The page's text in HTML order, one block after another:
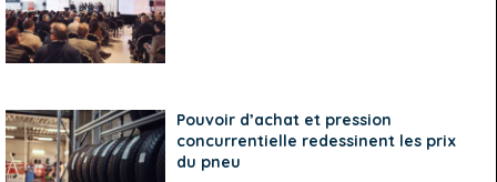
Pouvoir d’achat et pression
concurrentielle redessinent les prix
du pneu